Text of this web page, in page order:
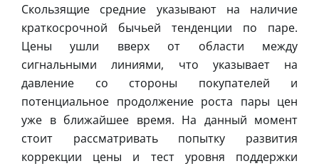
Скользящие средние указывают на наличие
краткосрочной бычьей тенденции по паре.
Цены ушли вверх от области между
сигнальными линиями, что указывает на
давление со стороны покупателей и
потенциальное продолжение роста пары цен
уже в ближайшее время. На данный момент
стоит рассматривать попытку развития
коррекции цены и тест уровня поддержки